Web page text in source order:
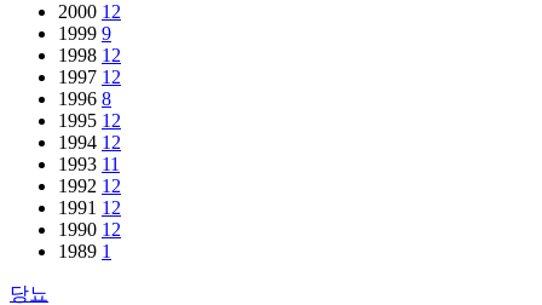
2000 12
1999 9
1998 12
1997 12
1996 8
1995 12
1994 12
1993 11
1992 12
1991 12
1990 12
1989 1
당뇨